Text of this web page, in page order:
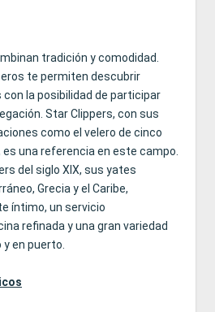
tradición y comodidad.
te permiten descubrir
la posibilidad de participar
Star Clippers, con sus
como el velero de cinco
es una referencia en este campo.
del siglo XIX, sus yates
Grecia y el Caribe,
íntimo, un servicio
refinada y una gran variedad
en puerto.